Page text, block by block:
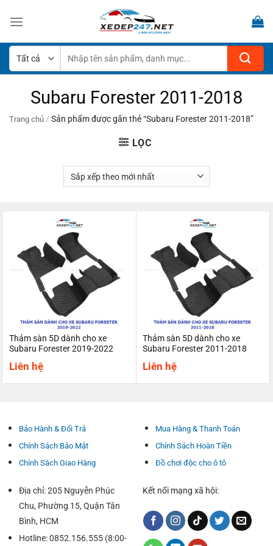
qua
dung
kiếm:
Subaru Forester 2011-2018
Trang chủ / Sản phẩm được gắn thẻ “Subaru Forester 2011-2018”
LỌC
Thảm sàn 5D dành cho xe
Subaru Forester 2019-2022
Liên hệ
Thảm sàn 5D dành cho xe
Subaru Forester 2011-2018
Liên hệ
Bảo Hành & Đổi Trả
Chính Sách Bảo Mật
Chính Sách Giao Hàng
Mua Hàng & Thanh Toán
Chính Sách Hoàn Tiền
Đồ chơi độc cho ô tô
Địa chỉ: 205 Nguyễn Phúc
Chu, Phường 15, Quận Tân
Bình, HCM
Hotline: 0852.156.555 (8:00-
Kết nối mạng xã hội: